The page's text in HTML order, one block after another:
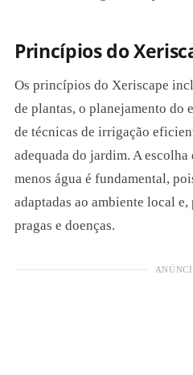
Princípios do
Os princípios do Xeriscape
de plantas, o planejamento do
de técnicas de irrigação
adequada do jardim. A escolha
menos água é fundamental,
adaptadas ao ambiente local
pragas e doenças.